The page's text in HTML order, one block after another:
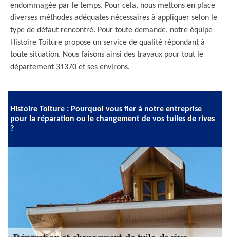
endommagée par le temps. Pour cela, nous mettons en place
diverses méthodes adéquates nécessaires à appliquer selon le
type de défaut rencontré. Pour toute demande, notre équipe
Histoire Toiture propose un service de qualité répondant à
toute situation. Nous faisons ainsi des travaux pour tout le
département 31370 et ses environs.
Histoire Toiture : Pourquoi vous fier à notre entreprise
pour la réparation ou le changement de vos tuiles de rives
?